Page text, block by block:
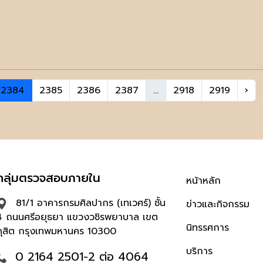
2384 2385 2386 2387 ... 2918 2919 ›
มตรวจสอบภายใน
81/1 อาคารกรมศิลปากร (เทเวศร์) ชั้น
ถนนศรีอยุธยา แขวงวชิรพยาบาล เขต
ต กรุงเทพมหานคร 10300
0 2164 2501-2 ต่อ 4064
หน้าหลัก
ข่าวและกิจกรรม
นิทรรศการ
บริการ